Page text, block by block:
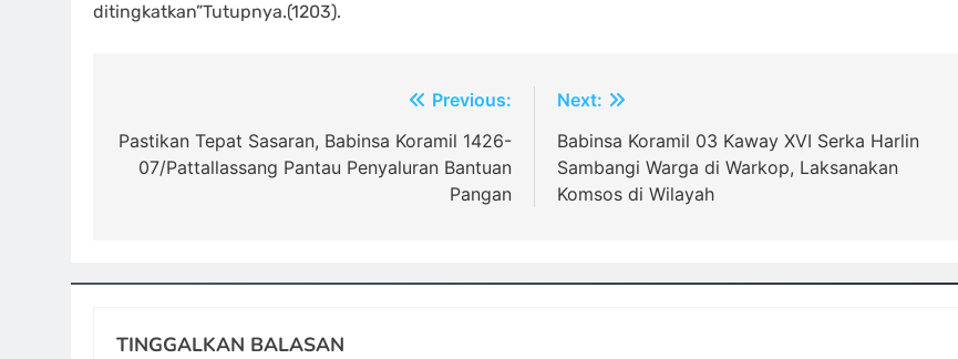
ditingkatkan”Tutupnya.(1203).
pos
Previous:
Pastikan Tepat Sasaran, Babinsa Koramil 1426-
07/Pattallassang Pantau Penyaluran Bantuan
Pangan
Next:
Babinsa Koramil 03 Kaway XVI Serka Harlin
Sambangi Warga di Warkop, Laksanakan
Komsos di Wilayah
TINGGALKAN BALASAN